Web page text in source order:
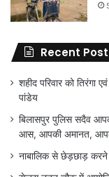
Recent
शहीद परिवार को तिरंगा
पांडेय
बिलासपुर पुलिस सदैव
आस, आपकी अमानत,
नाबालिक से छेड़छाड़ करने